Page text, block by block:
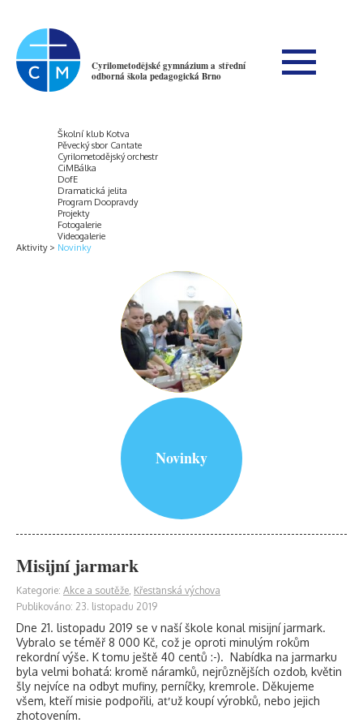
Cyrilometodějské gymnázium a střední
odborná škola pedagogická Brno
Aktivity
Školní klub Kotva
Pěvecký sbor Cantate
Cyrilometodějský orchestr
CiMBálka
DofE
Dramatická jelita
Program Doopravdy
Projekty
Fotogalerie
Videogalerie
Novinky
Novinky
Misijní jarmark
Kategorie: Akce a soutěže, Křesťanská výchova
Publikováno: 23. listopadu 2019
Dne 21. listopadu 2019 se v naší škole konal misijní jarmark.
Vybralo se téměř 8 000 Kč, což je oproti minulým rokům
rekordní výše. K tomu ještě 40 centů :-). Nabídka na jarmarku
byla velmi bohatá: kromě náramků, nejrůznějších ozdob, květin
šly nejvíce na odbyt mufiny, perníčky, kremrole. Děkujeme
všem, kteří misie podpořili, ať už koupí výrobků, nebo jejich
zhotovením.